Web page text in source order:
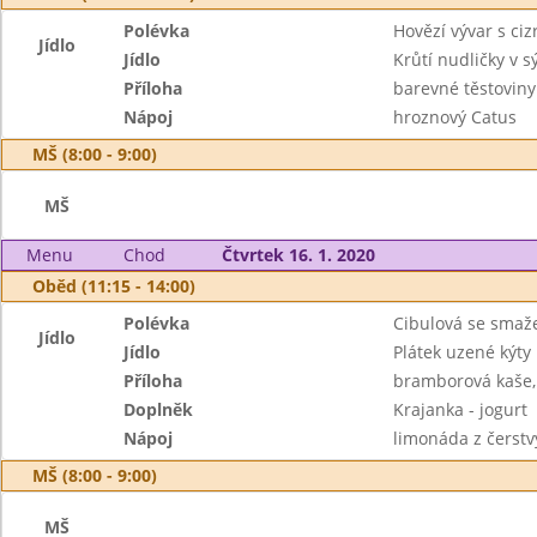
Jídlo
Polévka
Hovězí vývar s
Jídlo
Krůtí nudličky v
Příloha
barevné těstoviny
Nápoj
hroznový Catus
MŠ (8:00 - 9:00)
MŠ
Menu Chod
Čtvrtek 16. 1. 2020
Oběd (11:15 - 14:00)
Jídlo
Polévka
Cibulová se
Jídlo
Plátek uzené kýty
Příloha
bramborová
Doplněk
Krajanka - jogurt
Nápoj
limonáda z
MŠ (8:00 - 9:00)
MŠ